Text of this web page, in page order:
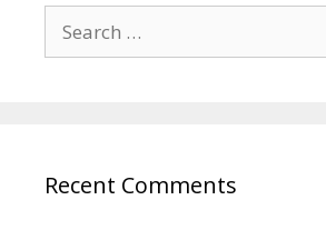
for:
Recent Comments